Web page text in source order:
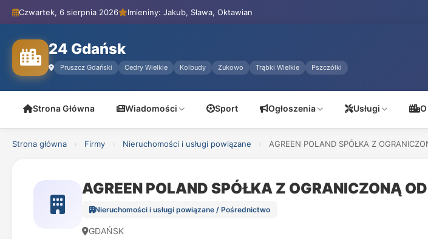
Czwartek, 6 sierpnia 2026 Imieniny: Jakub, Sława, Oktawian
24 Gdańsk
Pruszcz Gdański Cedry Wielkie Kolbudy Żukowo Trąbki Wielkie Pszczółki
Strona Główna Wiadomości Sport Ogłoszenia Usługi
Strona główna › Firmy › Nieruchomości i usługi powiązane › AGREEN POLAND SPÓŁKA Z
AGREEN POLAND SPÓŁKA Z OGRANICZONĄ
Nieruchomości i usługi powiązane / Pośrednictwo
GDAŃSK